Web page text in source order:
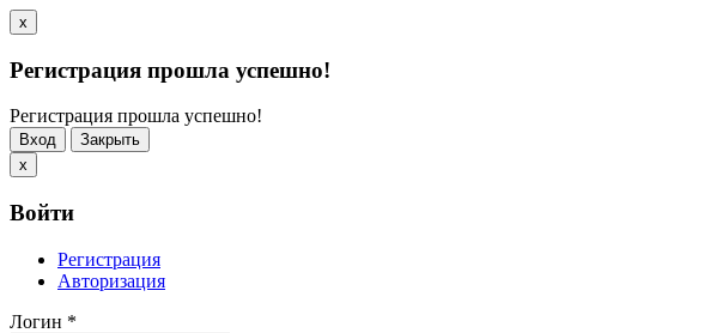
x
Регистрация прошла успешно!
Регистрация прошла успешно!
Вход
Закрыть
x
Войти
Регистрация
Авторизация
Логин *